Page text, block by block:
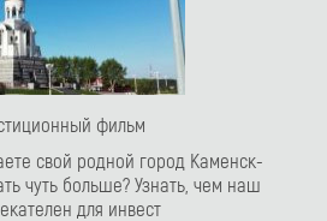
фильм
свой родной город Каменск-
чуть больше? Узнать, чем наш
для инвест